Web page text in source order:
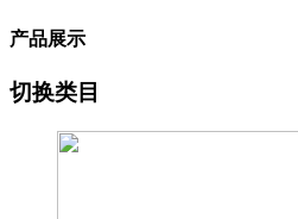
产品展示
切换类目